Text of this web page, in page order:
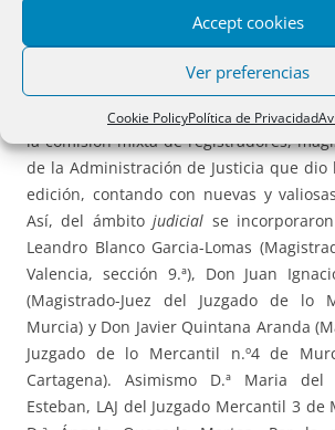
Accept cookies
Ver preferencias
Cookie PolicyPolítica de Privacidad
necesaria una nueva edición revisada
Manual de Buenas Prácticas
Con esa finalidad se puso en
la comisión mixta de registradores,
de la Administración de Justicia que
edición, contando con nuevas y
Así, del ámbitojudicial se
Leandro Blanco Garcia-Lomas
Valencia, sección 9.ª), Don Juan
(Magistrado-Juez del Juzgado de lo
Murcia) y Don Javier Quintana Aranda
Juzgado de lo Mercantil n.º4 de
Cartagena). Asimismo D.ª Maria del
Esteban, LAJ del Juzgado Mercantil 3